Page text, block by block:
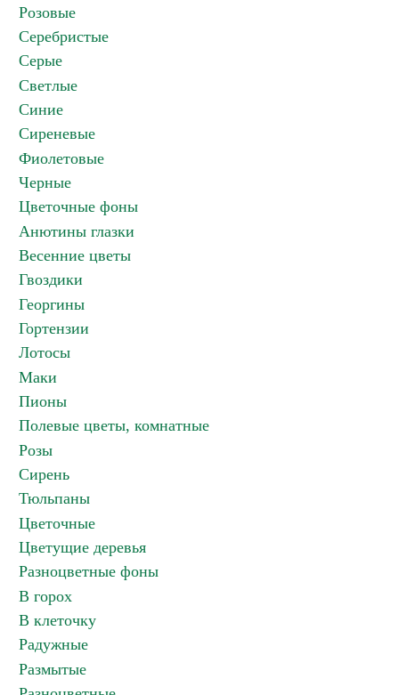
Розовые
Серебристые
Серые
Светлые
Синие
Сиреневые
Фиолетовые
Черные
Цветочные фоны
Анютины глазки
Весенние цветы
Гвоздики
Георгины
Гортензии
Лотосы
Маки
Пионы
Полевые цветы, комнатные
Розы
Сирень
Тюльпаны
Цветочные
Цветущие деревья
Разноцветные фоны
В горох
В клеточку
Радужные
Размытые